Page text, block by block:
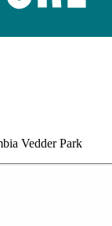
Vedder Park